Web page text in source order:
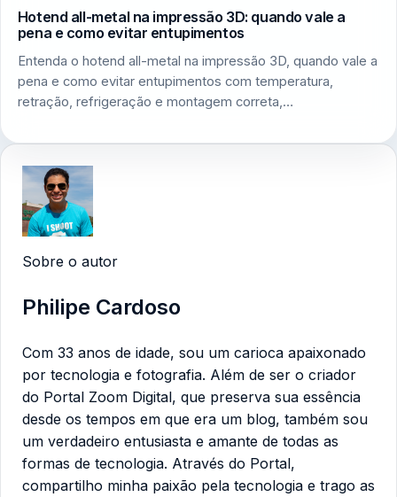
Hotend all-metal na impressão 3D: quando vale a
pena e como evitar entupimentos
Entenda o hotend all-metal na impressão 3D, quando vale a
pena e como evitar entupimentos com temperatura,
retração, refrigeração e montagem correta,…
Sobre o autor
Philipe Cardoso
Com 33 anos de idade, sou um carioca apaixonado
por tecnologia e fotografia. Além de ser o criador
do Portal Zoom Digital, que preserva sua essência
desde os tempos em que era um blog, também sou
um verdadeiro entusiasta e amante de todas as
formas de tecnologia. Através do Portal,
compartilho minha paixão pela tecnologia e trago as